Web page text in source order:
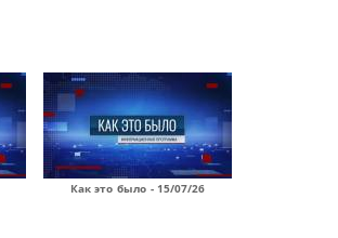
Как это было - 15/07/26